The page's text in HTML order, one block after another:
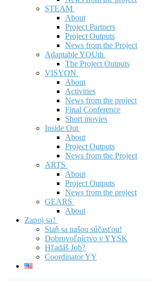
STEAM
About
Project Partners
Project Outputs
News from the Project
Adaptable YOUth
The Project Outputs
VISYON
About
Activities
News from the project
Final Conference
Short movies
Inside Out
About
Project Outputs
News from the Project
ARTS
About
Project Outputs
News from the project
GEARS
About
Zapoj sa!
Staň sa našou súčasťou!
Dobrovoľníctvo v YYSK
Hľadáš Job?
Coordinator YY